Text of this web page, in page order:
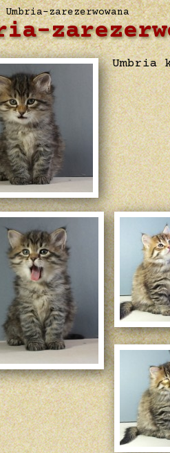
Umbria-zarezerwowana
Umbria